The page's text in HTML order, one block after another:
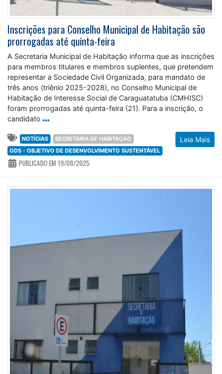
Inscrições para Conselho Municipal de Habitação são
prorrogadas até quinta-feira
A Secretaria Municipal de Habitação informa que as inscrições
para membros titulares e membros suplentes, que pretendem
representar a Sociedade Civil Organizada, para mandato de
três anos (triênio 2025-2028), no Conselho Municipal de
Habitação de Interesse Social de Caraguatatuba (CMHISC)
foram prorrogadas até quinta-feira (21). Para a inscrição, o
candidato
Leia Mais
NOTÍCIAS
SECRETARIA DE HABITAÇÃO
ODS - OBJETIVO DE DESENVOLVIMENTO SUSTENTÁVEL
PUBLICADO EM 19/08/2025